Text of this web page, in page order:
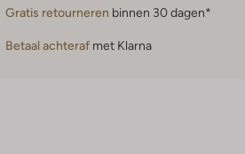
Gratis retourneren binnen 30 dagen*
Betaal achteraf met Klarna